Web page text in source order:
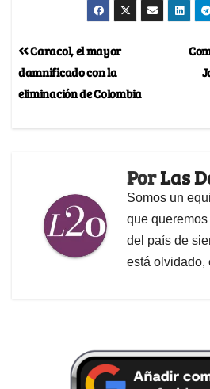
Caracol, el mayor
damnificado con la
eliminación de Colombia
PorLas
Somos un
que
del país de
está olvidado,